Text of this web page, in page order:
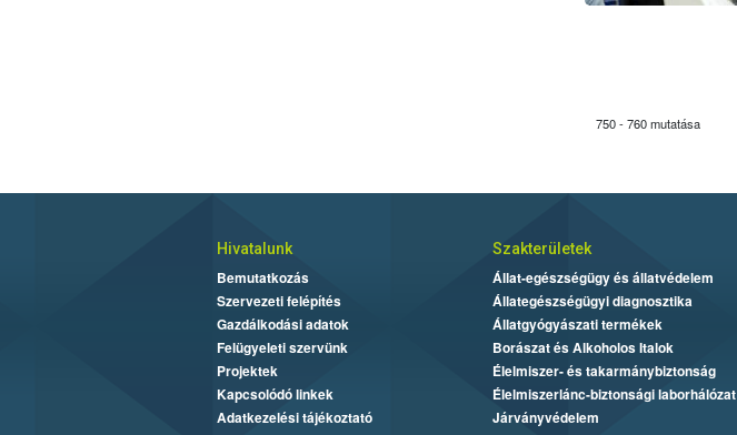
750 - 760 mutatása
Hivatalunk
Bemutatkozás
Szervezeti felépítés
Gazdálkodási adatok
Felügyeleti szervünk
Projektek
Kapcsolódó linkek
Adatkezelési tájékoztató
Szakterületek
Állat-egészségügy és állatvédelem
Állategészségügyi diagnosztika
Állatgyógyászati termékek
Borászat és Alkoholos Italok
Élelmiszer- és takarmánybiztonság
Élelmiszerlánc-biztonsági laborhálózat
Járványvédelem